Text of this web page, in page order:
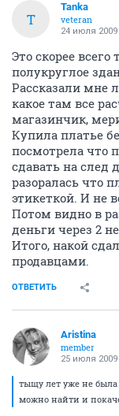
T
Tanka
veteran
24 июля 2009
Это скорее
полукруглое
Рассказали мне
какое там все
магазинчик,
Купила платье
посмотрела что
сдавать на след
разоралась что
этикеткой. И не
Потом видно в
деньги через 2
Итого, накой
продавцами.
ОТВЕТИТЬ
Aristina
member
25 июля 2009
тыщу лет уже не была
можно найти и